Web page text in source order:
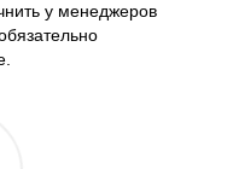
у менеджеров